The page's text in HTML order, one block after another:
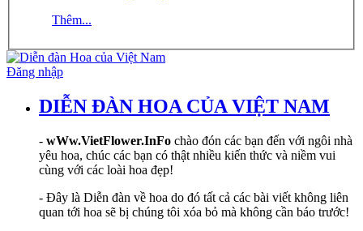
Thêm...
Đăng nhập
DIỄN ĐÀN HOA CỦA VIỆT NAM
- wWw.VietFlower.InFo chào đón các bạn đến với ngôi nhà
yêu hoa, chúc các bạn có thật nhiều kiến thức và niềm vui
cùng với các loài hoa đẹp!
- Đây là Diễn đàn về hoa do đó tất cả các bài viết không liên
quan tới hoa sẽ bị chúng tôi xóa bỏ mà không cần báo trước!